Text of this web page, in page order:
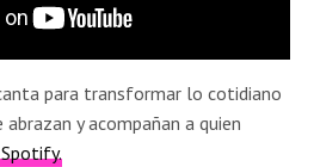
para transformar lo cotidiano
y acompañan a quien